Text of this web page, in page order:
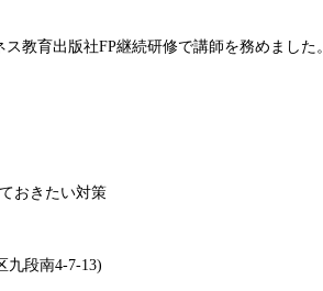
教育出版社FP継続研修で講師を務めました。
おきたい対策
段南4-7-13)